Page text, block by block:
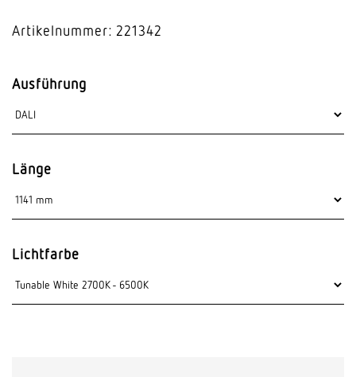
Artikelnummer: 221342
Ausführung
Länge
Lichtfarbe